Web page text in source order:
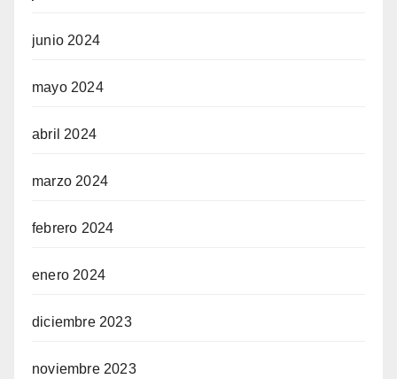
junio 2024
mayo 2024
abril 2024
marzo 2024
febrero 2024
enero 2024
diciembre 2023
noviembre 2023